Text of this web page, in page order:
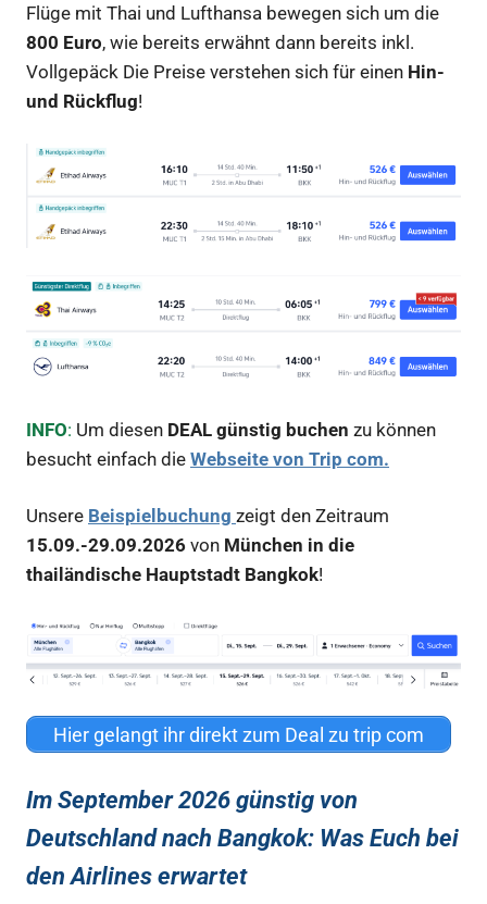
Flüge mit Thai und Lufthansa bewegen sich um die
800 Euro, wie bereits erwähnt dann bereits inkl.
Vollgepäck Die Preise verstehen sich für einen Hin-
und Rückflug!
INFO: Um diesen DEAL günstig buchen zu können
besucht einfach die Webseite von Trip com.
Unsere Beispielbuchung zeigt den Zeitraum
15.09.-29.09.2026 von München in die
thailändische Hauptstadt Bangkok!
Hier gelangt ihr direkt zum Deal zu trip com
Im September 2026 günstig von
Deutschland nach Bangkok: Was Euch bei
den Airlines erwartet